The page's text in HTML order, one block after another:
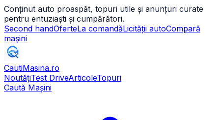
Conținut auto proaspăt, topuri utile și anunțuri curate
pentru entuziaști și cumpărători.
Second handOferteLa comandăLicității autoCompară
mașini
CautiMasina.ro
NoutățiTest DriveArticoleTopuri
Caută Mașini